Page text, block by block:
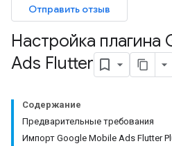
Отправить отзыв
Настройка плагина
Ads Flutter
Содержание
Предварительные требования
Импорт Google Mobile Ads Flutter